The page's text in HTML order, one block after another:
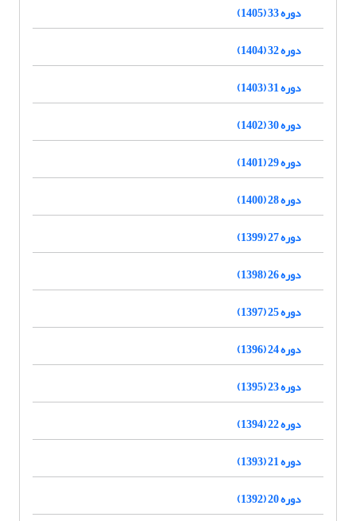
دوره 33 (1405)
دوره 32 (1404)
دوره 31 (1403)
دوره 30 (1402)
دوره 29 (1401)
دوره 28 (1400)
دوره 27 (1399)
دوره 26 (1398)
دوره 25 (1397)
دوره 24 (1396)
دوره 23 (1395)
دوره 22 (1394)
دوره 21 (1393)
دوره 20 (1392)